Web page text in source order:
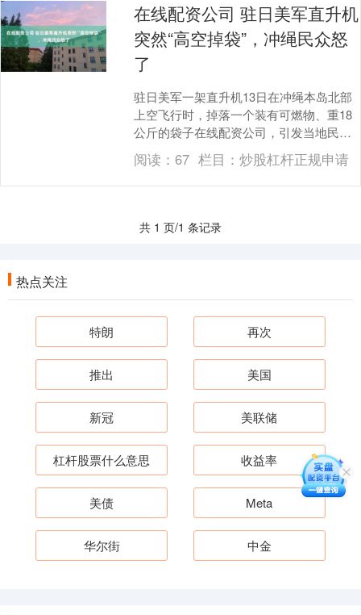
在线配资公司 驻日美军直升机
突然“高空掉袋”，冲绳民众怒
了
驻日美军一架直升机13日在冲绳本岛北部
上空飞行时，掉落一个装有可燃物、重18
公斤的袋子在线配资公司，引发当地民众
强烈不满和抗议。冲绳县知事玉城丹尼14
日要求美军....
阅读：67 栏目： 炒股杠杆正规申请
共 1 页/1 条记录
热点关注
特朗 再次
推出 美国
新冠 美联储
杠杆股票什么意思 收益率
美债 Meta
华尔街 中金